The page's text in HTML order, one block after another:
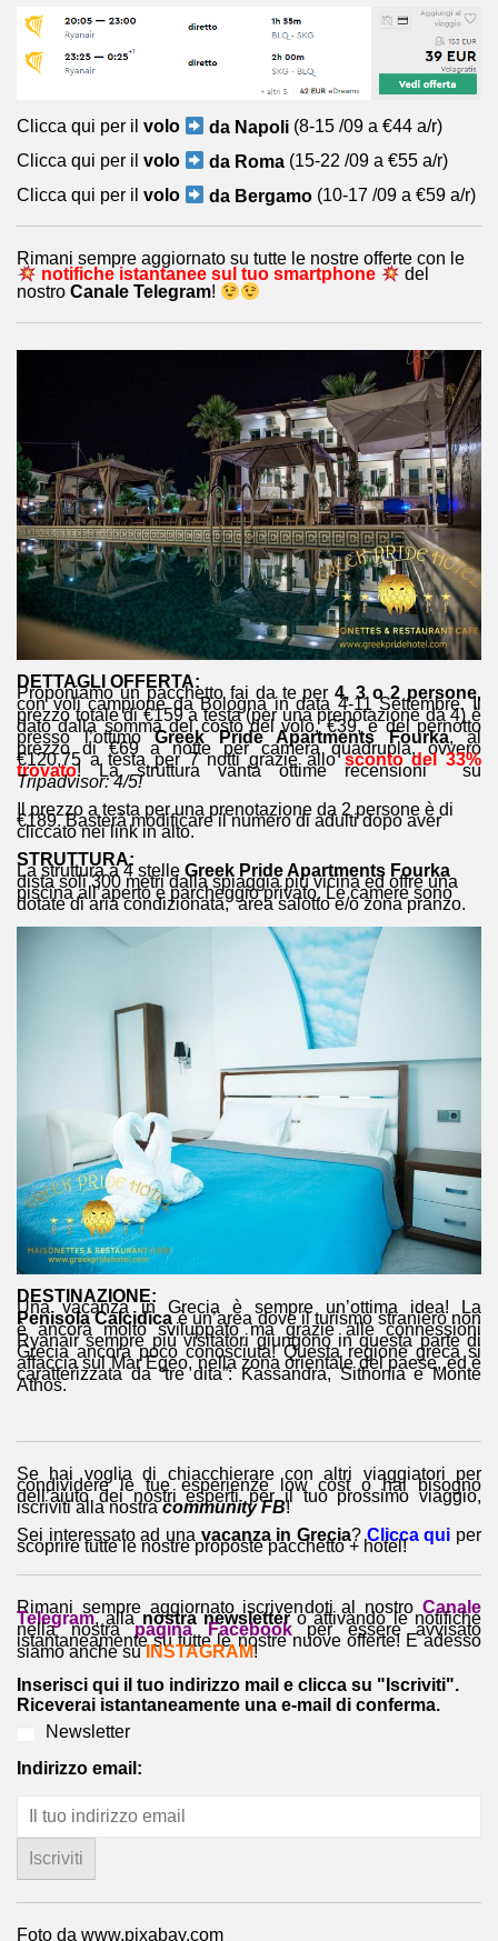
Clicca qui per il volo da Napoli (8-15 /09 a €44 a/r)
Clicca qui per il volo da Roma (15-22 /09 a €55 a/r)
Clicca qui per il volo da Bergamo (10-17 /09 a €59 a/r)
Rimani sempre aggiornato su tutte le nostre offerte con le
notifiche istantanee sul tuo smartphone
del
nostro Canale Telegram!
DETTAGLI OFFERTA:
Proponiamo un pacchetto fai da te per4, 3 o 2 persone,
con voli campione da Bologna in data 4-11 Settembre. Il
prezzo totale di €159 a testa (per una prenotazione da 4) è
dato dalla somma del costo del volo, €39, e del pernotto
presso l’ottimoGreek Pride Apartments Fourka, al
prezzo di €69 a notte per camera quadrupla, ovvero
€120,75 a testa per 7 notti grazie allosconto del 33%
trovato! La struttura vanta ottime recensioni su
Tripadvisor: 4/5!
Il prezzo a testa per una prenotazione da 2 persone è di
€189. Basterà modificare il numero di adulti dopo aver
cliccato nei link in alto.
STRUTTURA:
La struttura a 4 stelle Greek Pride Apartments Fourka
dista soli 300 metri dalla spiaggia più vicina ed offre una
piscina all’aperto e parcheggio privato. Le camere sono
dotate di aria condizionata, area salotto e/o zona pranzo.
DESTINAZIONE:
Una vacanza in Grecia è sempre un’ottima idea! La
Penisola Calcidicaè un’area dove il turismo straniero non
è ancora molto sviluppato ma grazie alle connessioni
Ryanair sempre più visitatori giungono in questa parte di
Grecia ancora poco conosciuta! Questa regione greca si
affaccia sul Mar Egeo, nella zona orientale del paese, ed è
caratterizzata da “tre dita”: Kassandra, Sithonia e Monte
Athos.
Se hai voglia di chiacchierare con altri viaggiatori per
condividere le tue esperienze low cost o hai bisogno
dell’aiuto dei nostri esperti per il tuo prossimo viaggio,
iscriviti alla nostracommunity FB!
Sei interessato ad una vacanza in Grecia?Clicca qui per
scoprire tutte le nostre proposte pacchetto + hotel!
Rimani sempre aggiornato iscrivendoti al nostro Canale
Telegram, allanostra newslettero attivando le notifiche
nella nostrapagina Facebookper essere avvisato
istantaneamente su tutte le nostre nuove offerte! E adesso
siamo anche su INSTAGRAM!
Inserisci qui il tuo indirizzo mail e clicca su "Iscriviti".
Riceverai istantaneamente una e-mail di conferma.
Newsletter
Indirizzo email:
Foto da www.pixabay.com